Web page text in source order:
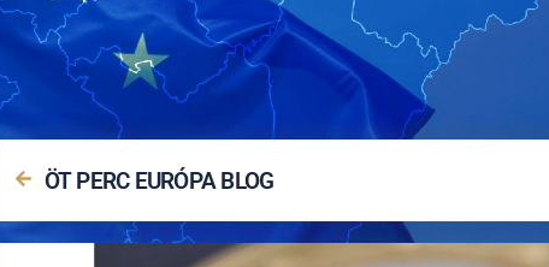
ÖT PERC EURÓPA BLOG